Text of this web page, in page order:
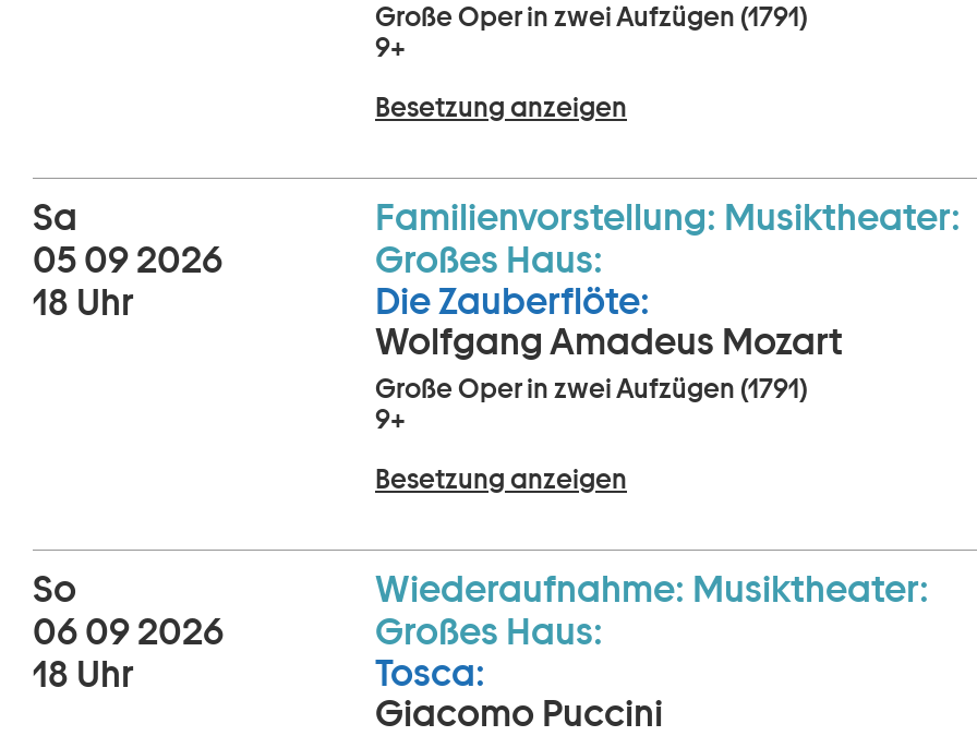
Große Oper in zwei Aufzügen (1791)
9+
Besetzung anzeigen
Sa
05 09 2026
18 Uhr
Familienvorstellung: Musiktheater:
Großes Haus:
Die Zauberflöte:
Wolfgang Amadeus Mozart
Große Oper in zwei Aufzügen (1791)
9+
Besetzung anzeigen
So
06 09 2026
18 Uhr
Wiederaufnahme: Musiktheater:
Großes Haus:
Tosca:
Giacomo Puccini